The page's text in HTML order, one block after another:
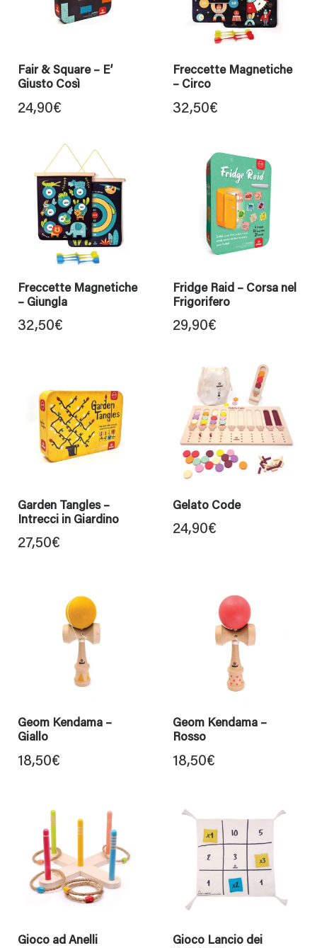
Fair & Square – E’
Giusto Così
24,90€
Freccette Magnetiche
– Circo
32,50€
Freccette Magnetiche
– Giungla
32,50€
Fridge Raid – Corsa nel
Frigorifero
29,90€
Garden Tangles –
Intrecci in Giardino
27,50€
Gelato Code
24,90€
Geom Kendama –
Giallo
18,50€
Geom Kendama –
Rosso
18,50€
Gioco ad Anelli
Gioco Lancio dei